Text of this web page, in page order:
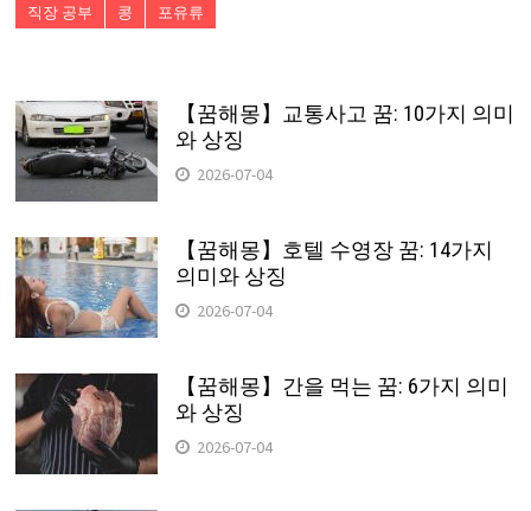
직장 공부
콩 포유류
【꿈해몽】교통사고 꿈: 10가지 의미
와 상징
2026-07-04
【꿈해몽】호텔 수영장 꿈: 14가지
의미와 상징
2026-07-04
【꿈해몽】간을 먹는 꿈: 6가지 의미
와 상징
2026-07-04